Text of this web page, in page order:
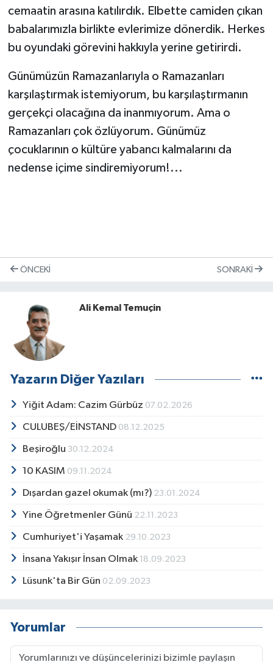
cemaatin arasına katılırdık. Elbette camiden çıkan
babalarımızla birlikte evlerimize dönerdik. Herkes
bu oyundaki görevini hakkıyla yerine getirirdi.
Günümüzün Ramazanlarıyla o Ramazanları
karşılaştırmak istemiyorum, bu karşılaştırmanın
gerçekçi olacağına da inanmıyorum. Ama o
Ramazanları çok özlüyorum. Günümüz
çocuklarının o kültüre yabancı kalmalarını da
nedense içime sindiremiyorum!...
ÖNCEKI SONRAKI
Ali Kemal Temuçin
Yazarın Diğer Yazıları
Yiğit Adam: Cazim Gürbüz 07.02.2026
CULUBEŞ/EİNSTAND 08.12.2025
Beşiroğlu 30.12.2024
10 KASIM 09.11.2024
Dışardan gazel okumak (mı?) 23.01.2024
Yine Öğretmenler Günü 22.11.2023
Cumhuriyet'i Yaşamak 29.10.2023
İnsana Yakışır İnsan Olmak 18.09.2023
Lüsunk'ta Bir Gün 02.09.2023
Yorumlar